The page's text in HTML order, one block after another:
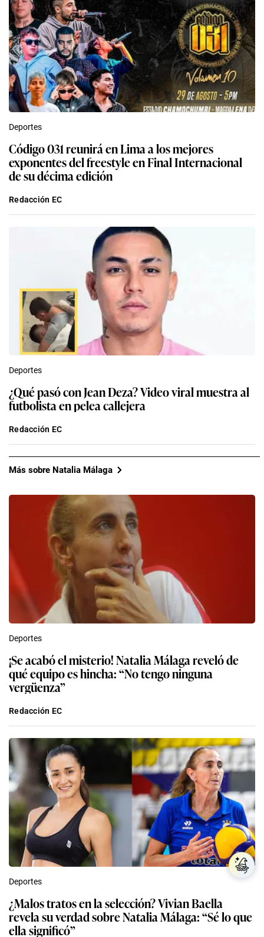
Deportes
Código 031 reunirá en Lima a los mejores
exponentes del freestyle en Final Internacional
de su décima edición
Redacción EC
Deportes
¿Qué pasó con Jean Deza? Video viral muestra al
futbolista en pelea callejera
Redacción EC
Más sobre Natalia Málaga
Deportes
¡Se acabó el misterio! Natalia Málaga reveló de
qué equipo es hincha: “No tengo ninguna
vergüenza”
Redacción EC
Deportes
¿Malos tratos en la selección? Vivian Baella
revela su verdad sobre Natalia Málaga: “Sé lo que
ella significó”